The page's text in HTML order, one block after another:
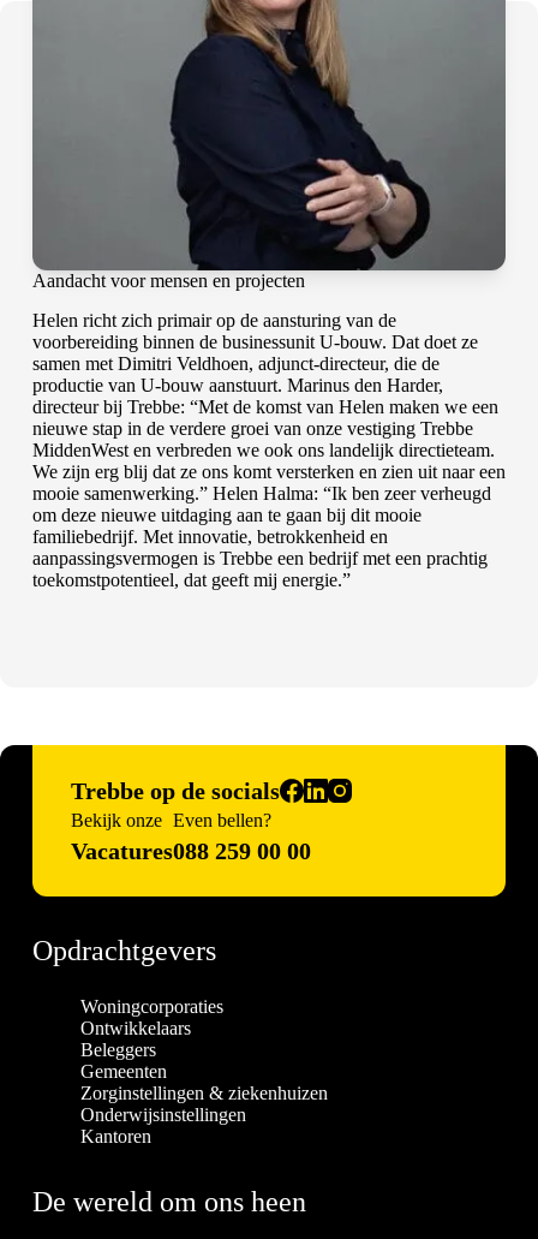
Aandacht voor mensen en projecten
Helen richt zich primair op de aansturing van de
voorbereiding binnen de businessunit U-bouw. Dat doet ze
samen met Dimitri Veldhoen, adjunct-directeur, die de
productie van U-bouw aanstuurt. Marinus den Harder,
directeur bij Trebbe: “Met de komst van Helen maken we een
nieuwe stap in de verdere groei van onze vestiging Trebbe
MiddenWest en verbreden we ook ons landelijk directieteam.
We zijn erg blij dat ze ons komt versterken en zien uit naar een
mooie samenwerking.” Helen Halma: “Ik ben zeer verheugd
om deze nieuwe uitdaging aan te gaan bij dit mooie
familiebedrijf. Met innovatie, betrokkenheid en
aanpassingsvermogen is Trebbe een bedrijf met een prachtig
toekomstpotentieel, dat geeft mij energie.”
Trebbe op de socials
Bekijk onze
Vacatures
Even bellen?
088 259 00 00
Opdrachtgevers
Woningcorporaties
Ontwikkelaars
Beleggers
Gemeenten
Zorginstellingen & ziekenhuizen
Onderwijsinstellingen
Kantoren
De wereld om ons heen